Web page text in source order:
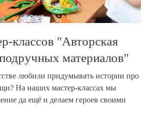
классов "Авторская
материалов"
любили придумывать истории про
На наших мастер‑классах мы
да ещё и делаем героев своими